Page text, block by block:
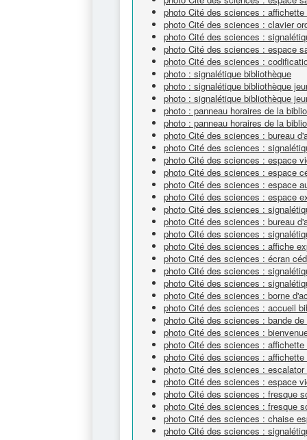
photo Cité des sciences :
photo Cité des sciences : clavier
photo Cité des sciences :
photo Cité des sciences : espace
photo Cité des sciences :
photo : signalétique bibliothèque
photo : signalétique bibliothèque
photo : signalétique bibliothèque
photo : panneau horaires de la
photo : panneau horaires de la
photo Cité des sciences : bureau
photo Cité des sciences :
photo Cité des sciences : espace
photo Cité des sciences : espace
photo Cité des sciences : espace
photo Cité des sciences : espace
photo Cité des sciences :
photo Cité des sciences : bureau
photo Cité des sciences :
photo Cité des sciences : affiche
photo Cité des sciences : écran
photo Cité des sciences :
photo Cité des sciences :
photo Cité des sciences : borne
photo Cité des sciences : accueil
photo Cité des sciences : bande
photo Cité des sciences :
photo Cité des sciences :
photo Cité des sciences :
photo Cité des sciences :
photo Cité des sciences : espace
photo Cité des sciences : fresque
photo Cité des sciences : fresque
photo Cité des sciences : chaise
photo Cité des sciences :